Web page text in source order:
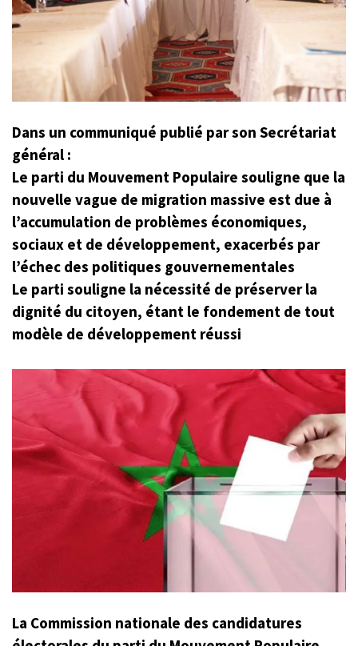
Dans un communiqué publié par son Secrétariat
général :
Le parti du Mouvement Populaire souligne que la
nouvelle vague de migration massive est due à
l’accumulation de problèmes économiques,
sociaux et de développement, exacerbés par
l’échec des politiques gouvernementales
Le parti souligne la nécessité de préserver la
dignité du citoyen, étant le fondement de tout
modèle de développement réussi
La Commission nationale des candidatures